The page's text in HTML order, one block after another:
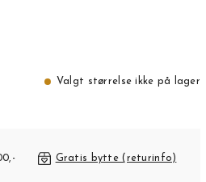
Valgt størrelse ikke på lager
Gratis bytte (returinfo)